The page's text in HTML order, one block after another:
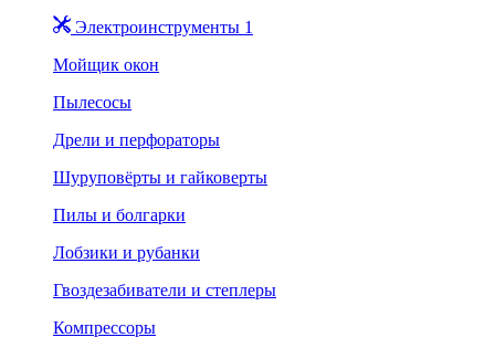
Электроинструменты 1
Мойщик окон
Пылесосы
Дрели и перфораторы
Шуруповёрты и гайковерты
Пилы и болгарки
Лобзики и рубанки
Гвоздезабиватели и степлеры
Компрессоры